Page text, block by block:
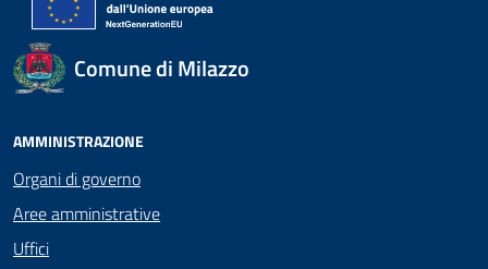
Comune di Milazzo
AMMINISTRAZIONE
Organi di governo
Aree amministrative
Uffici